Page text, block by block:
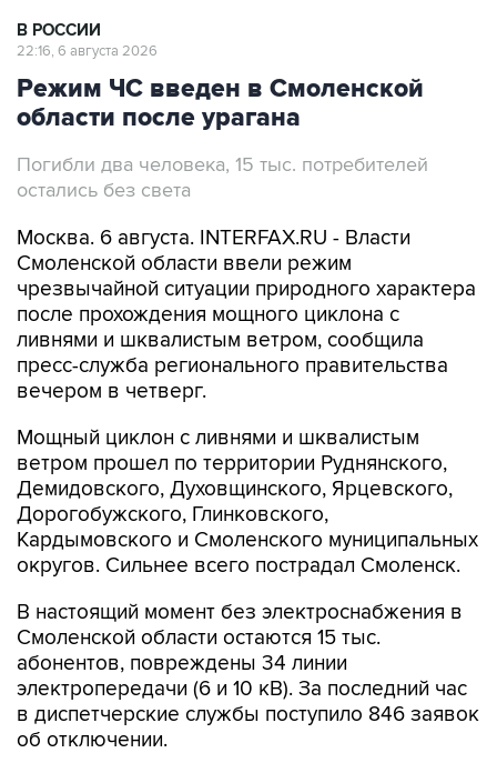
В РОССИИ
22:16, 6 августа 2026
Режим ЧС введен в Смоленской
области после урагана
Погибли два человека, 15 тыс. потребителей
остались без света
Москва. 6 августа. INTERFAX.RU - Власти
Смоленской области ввели режим
чрезвычайной ситуации природного характера
после прохождения мощного циклона с
ливнями и шквалистым ветром, сообщила
пресс-служба регионального правительства
вечером в четверг.
Мощный циклон с ливнями и шквалистым
ветром прошел по территории Руднянского,
Демидовского, Духовщинского, Ярцевского,
Дорогобужского, Глинковского,
Кардымовского и Смоленского муниципальных
округов. Сильнее всего пострадал Смоленск.
В настоящий момент без электроснабжения в
Смоленской области остаются 15 тыс.
абонентов, повреждены 34 линии
электропередачи (6 и 10 кВ). За последний час
в диспетчерские службы поступило 846 заявок
об отключении.